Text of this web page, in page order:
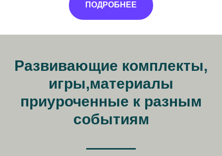
ПОДРОБНЕЕ
Развивающие комплекты,
игры,материалы
приуроченные к разным
событиям